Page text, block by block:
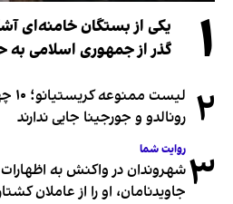
۱
یکی از بستگان خامنه‌ای
گذر از جمهوری اسلامی
۲ رونالدو و جورجینا جایی ندارند
۳ روایت شما
شهروندان در واکنش به اظهارات
جاویدنامان، او را از عاملان